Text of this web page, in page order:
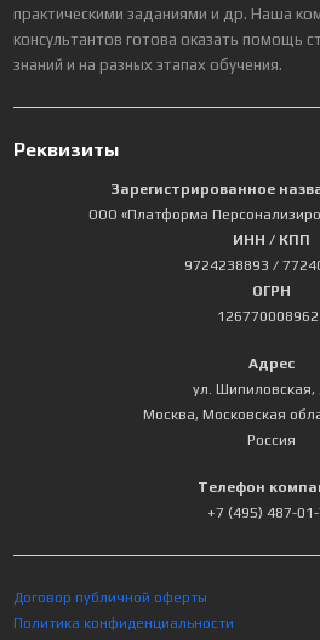
практическими заданиями и др. Наша
консультантов готова оказать помощь
знаний и на разных этапах обучения.
Реквизиты
Зарегистрированное
ООО «Платформа
ИНН / КПП
9724238893 /
ОГРН
Адрес
ул. Шипиловская,
Москва, Московская
Россия
Телефон
+7 (495) 487-
Договор публичной оферты
Политика конфиденциальности